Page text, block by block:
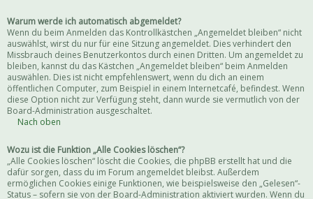
Warum werde ich automatisch abgemeldet?
Wenn du beim Anmelden das Kontrollkästchen „Angemeldet bleiben“ nicht
auswählst, wirst du nur für eine Sitzung angemeldet. Dies verhindert den
Missbrauch deines Benutzerkontos durch einen Dritten. Um angemeldet zu
bleiben, kannst du das Kästchen „Angemeldet bleiben“ beim Anmelden
auswählen. Dies ist nicht empfehlenswert, wenn du dich an einem
öffentlichen Computer, zum Beispiel in einem Internetcafé, befindest. Wenn
diese Option nicht zur Verfügung steht, dann wurde sie vermutlich von der
Board-Administration ausgeschaltet.
Nach oben
Wozu ist die Funktion „Alle Cookies löschen“?
„Alle Cookies löschen“ löscht die Cookies, die phpBB erstellt hat und die
dafür sorgen, dass du im Forum angemeldet bleibst. Außerdem
ermöglichen Cookies einige Funktionen, wie beispielsweise den „Gelesen“-
Status – sofern sie von der Board-Administration aktiviert wurden. Wenn du